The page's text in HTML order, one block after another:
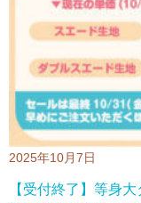
2025年10月7日
【受付終了】等身